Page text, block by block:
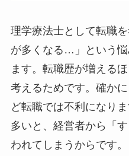
理学療法士として転職
が多くなる…」という
ます。転職歴が増える
考えるためです。確か
ど転職では不利になり
多いと、経営者から「
われてしまうからです。